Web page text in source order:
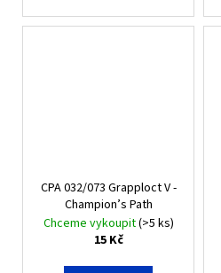
CPA 032/073 Grapploct V -
Champion’s Path
Chceme vykoupit(>5 ks)
15 Kč